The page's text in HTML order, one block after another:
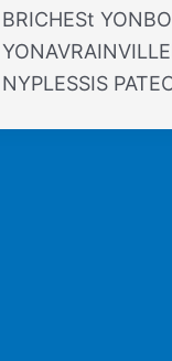
BRICHESt
NYPLESSIS